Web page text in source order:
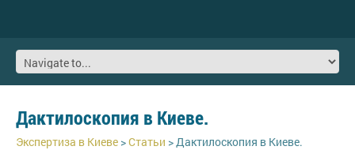
Дактилоскопия в Киеве.
Экспертиза в Киеве >Статьи > Дактилоскопия в Киеве.